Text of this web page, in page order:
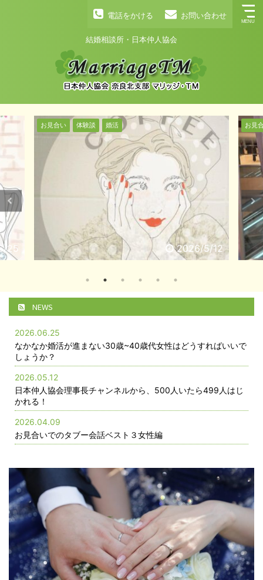
電話をかける お問い合わせ
結婚相談所・日本仲人協会
12
お見合い 体験談 婚活 結婚式
2026/4/9
お見
NEWS
2026.06.25
なかなか婚活が進まない30歳~40歳代女性はどうすればいいで
しょうか？
2026.05.12
日本仲人協会理事長チャンネルから、500人いたら499人はじ
かれる！
2026.04.09
お見合いでのタブー会話ベスト３女性編